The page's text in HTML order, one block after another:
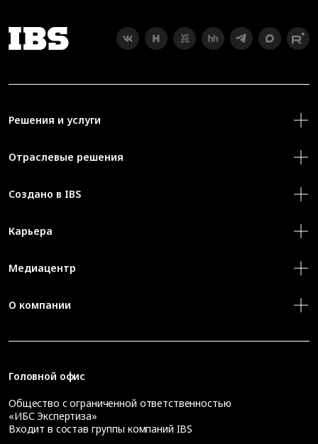
Решения и услуги
Отраслевые решения
Создано в IBS
Карьера
Медиацентр
О компании
Головной офис
Общество с ограниченной ответственностью
«ИБС Экспертиза»
Входит в состав группы компаний IBS